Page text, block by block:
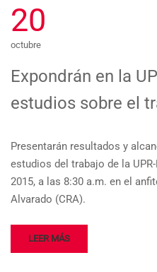
20
octubre
Expondrán en la
estudios sobre el
Presentarán resultados y
estudios del trabajo de la
2015, a las 8:30 a.m. en el
Alvarado (CRA).
LEER MÁS